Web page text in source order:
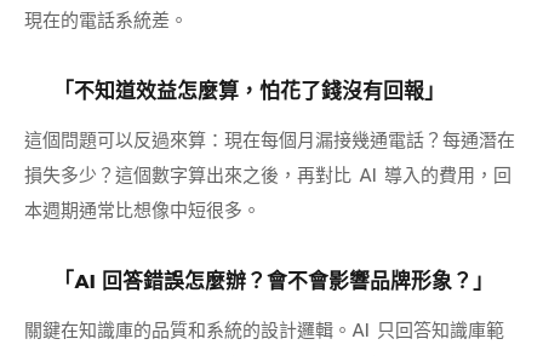
現在的電話系統差。
「不知道效益怎麼算，怕花了錢沒有回報」
這個問題可以反過來算：現在每個月漏接幾通電話？每通潛在
損失多少？這個數字算出來之後，再對比 AI 導入的費用，回
本週期通常比想像中短很多。
「AI 回答錯誤怎麼辦？會不會影響品牌形象？」
關鍵在知識庫的品質和系統的設計邏輯。AI 只回答知識庫範